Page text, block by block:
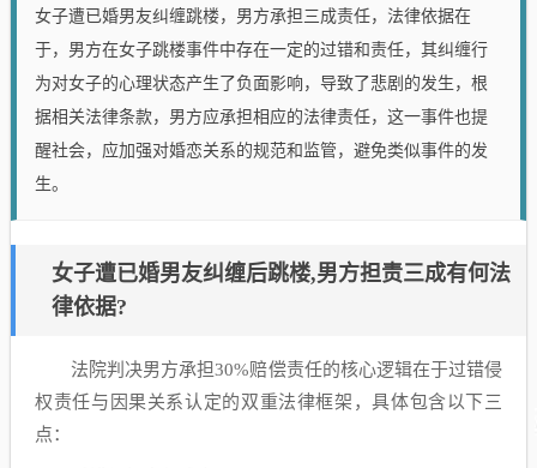
女子遭已婚男友纠缠跳楼，男方承担三成责任，法律依据在
于，男方在女子跳楼事件中存在一定的过错和责任，其纠缠行
为对女子的心理状态产生了负面影响，导致了悲剧的发生，根
据相关法律条款，男方应承担相应的法律责任，这一事件也提
醒社会，应加强对婚恋关系的规范和监管，避免类似事件的发
生。
女子遭已婚男友纠缠后跳楼,男方担责三成有何法
律依据?
法院判决男方承担30%赔偿责任的核心逻辑在于过错侵
权责任与因果关系认定的双重法律框架，具体包含以下三
点：